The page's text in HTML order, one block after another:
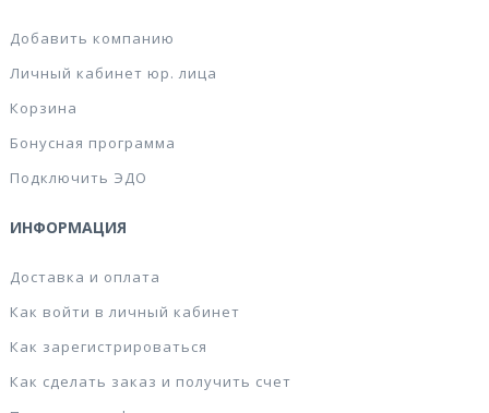
Добавить компанию
Личный кабинет юр. лица
Корзина
Бонусная программа
Подключить ЭДО
ИНФОРМАЦИЯ
Доставка и оплата
Как войти в личный кабинет
Как зарегистрироваться
Как сделать заказ и получить счет